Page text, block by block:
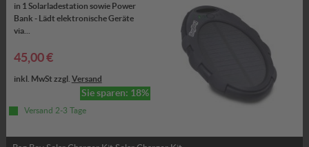
in 1 Solarladestation sowie Power
Bank - Lädt elektronische Geräte
via...
45,00 €
inkl. MwSt zzgl. Versand
Sie sparen: 18%
Versand 2-3 Tage